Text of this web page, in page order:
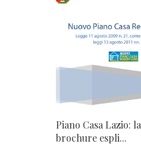
Piano Casa Lazio: la
brochure espli...